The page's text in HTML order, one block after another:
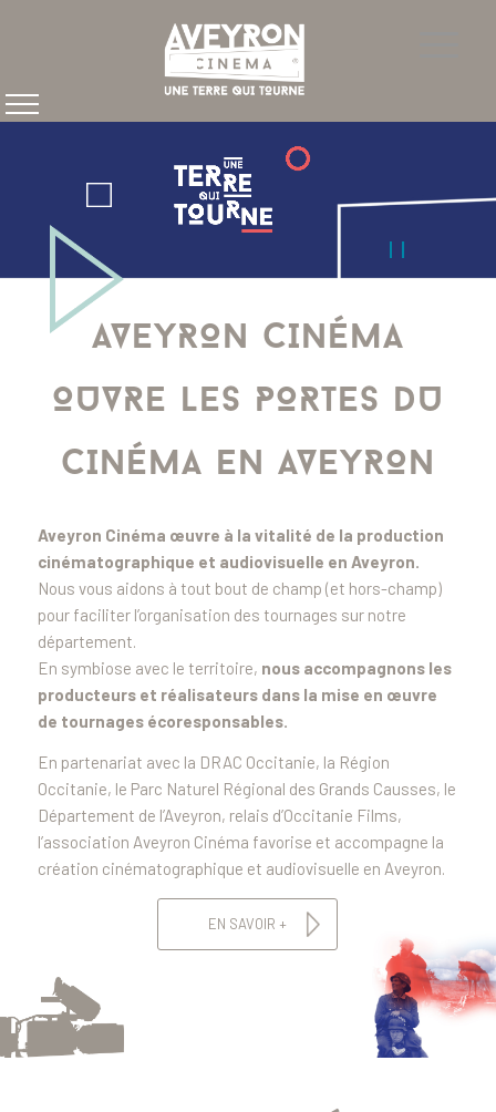
AVEYRON CINÉMA
OUVRE LES PORTES DU
CINÉMA EN AVEYRON
Aveyron Cinéma œuvre à la vitalité de la production
cinématographique et audiovisuelle en Aveyron.
Nous vous aidons à tout bout de champ (et hors-champ)
pour faciliter l’organisation des tournages sur notre
département.
En symbiose avec le territoire, nous accompagnons les
producteurs et réalisateurs dans la mise en œuvre
de tournages écoresponsables.
En partenariat avec la DRAC Occitanie, la Région
Occitanie, le Parc Naturel Régional des Grands Causses, le
Département de l’Aveyron, relais d’Occitanie Films,
l’association Aveyron Cinéma favorise et accompagne la
création cinématographique et audiovisuelle en Aveyron.
EN SAVOIR +